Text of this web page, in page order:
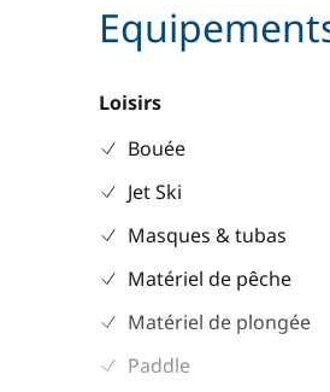
Loisirs
Bouée
Jet Ski
Masques & tubas
Matériel de pêche
Matériel de plongée
Paddle